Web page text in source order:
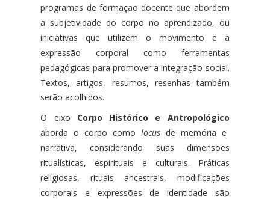
programas de formação docente que abordem
a subjetividade do corpo no aprendizado, ou
iniciativas que utilizem o movimento e a
expressão corporal como ferramentas
pedagógicas para promover a integração social.
Textos, artigos, resumos, resenhas também
serão acolhidos.
O eixo Corpo Histórico e Antropológico
aborda o corpo como locus de memória e
narrativa, considerando suas dimensões
ritualísticas, espirituais e culturais. Práticas
religiosas, rituais ancestrais, modificações
corporais e expressões de identidade são